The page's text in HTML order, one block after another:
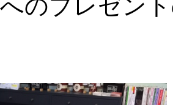
のプレゼン